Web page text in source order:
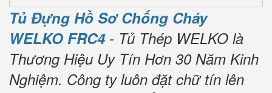
Tủ Đựng Hồ Sơ Chống Cháy
WELKO FRC4- Tủ Thép WELKO là
Thương Hiệu Uy Tín Hơn 30 Năm Kinh
Nghiệm. Công ty luôn đặt chữ tín lên